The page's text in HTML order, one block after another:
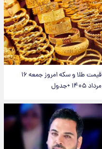
قیمت طلا و سکه امروز جمعه ۱۶
مرداد ۱۴۰۵ +جدول